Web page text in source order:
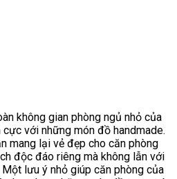
không gian phòng ngủ nhỏ của
với những món đồ handmade.
mang lại vẻ đẹp cho căn phòng
độc đáo riêng mà không lẫn với
lưu ý nhỏ giúp căn phòng của